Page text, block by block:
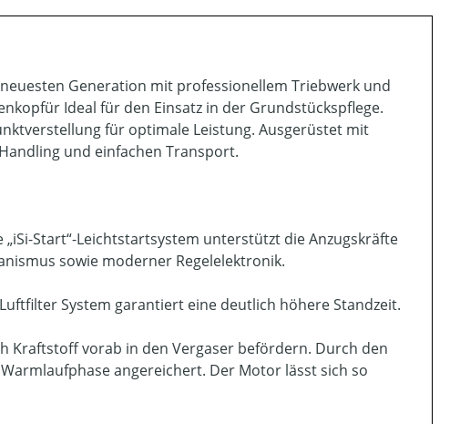
Generation mit professionellem Triebwerk und
Ideal für den Einsatz in der Grundstückspflege.
für optimale Leistung. Ausgerüstet mit
und einfachen Transport.
„iSi-Start“-Leichtstartsystem unterstützt die Anzugskräfte
sowie moderner Regelelektronik.
System garantiert eine deutlich höhere Standzeit.
Kraftstoff vorab in den Vergaser befördern. Durch den
angereichert. Der Motor lässt sich so